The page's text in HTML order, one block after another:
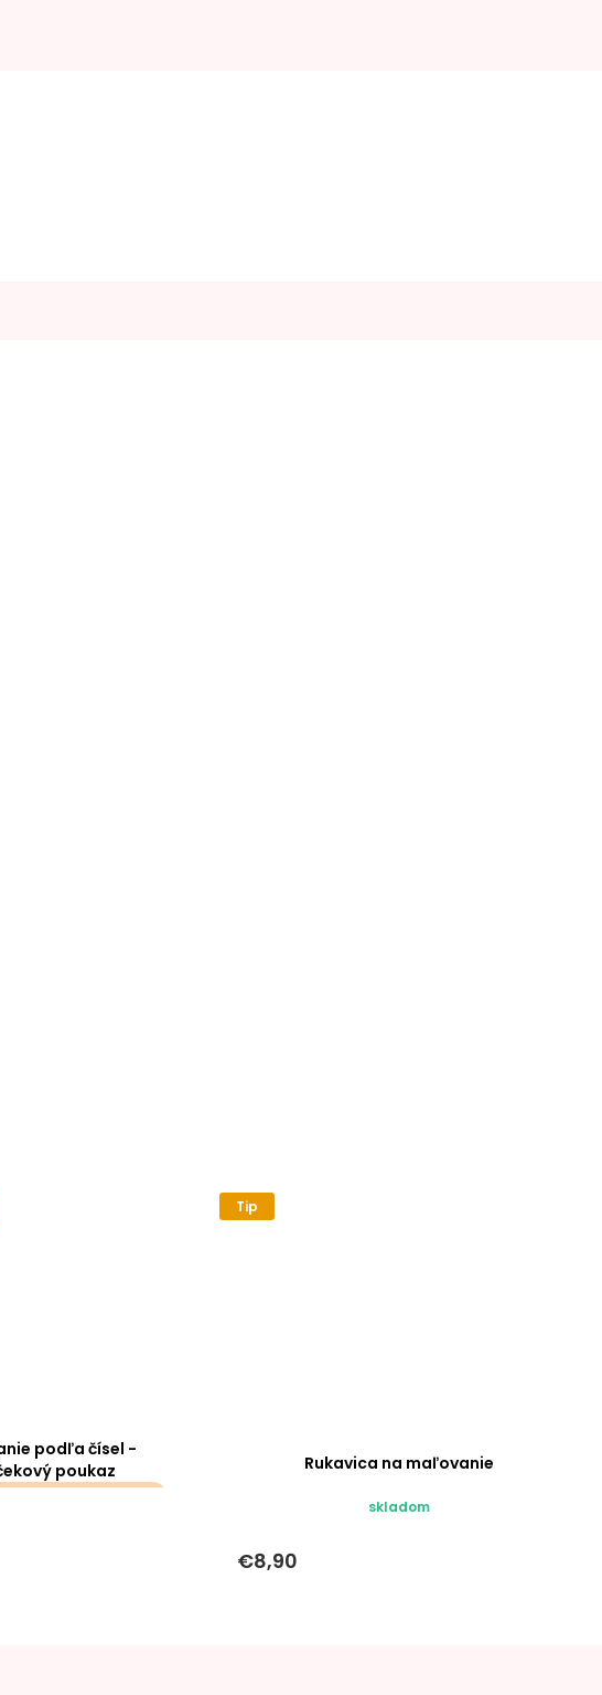
podľa čísel -
poukaz
Tip
Rukavica na maľovanie
skladom
€8,90